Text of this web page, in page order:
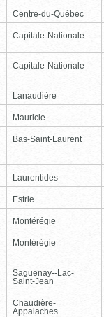
Centre-du-Québec
Capitale-Nationale
Capitale-Nationale
Lanaudière
Mauricie
Bas-Saint-Laurent
Laurentides
Estrie
Montérégie
Montérégie
Saguenay--Lac-
Saint-Jean
Chaudière-
Appalaches